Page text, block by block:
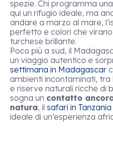
spezie. Chi programma
qui un rifugio ideale, ma
andare a marzo al mare,
perfetto e colori che
turchese brillante.
Poco più a sud, il
un viaggio autentico e
settimana in Madagascar
ambienti incontaminati,
e riserve naturali ricche di
sogna un contatto
natura, il safari in Tanzania
ideale di un’esperienza